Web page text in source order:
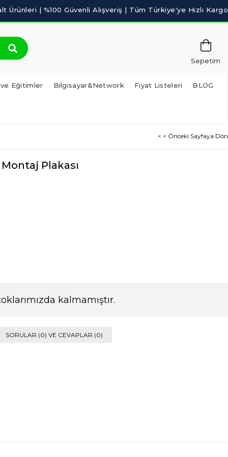
Sepetim
ve Eğitimler Bilgisayar&Network Fiyat Listeleri BLOG
< < Önceki Sayfaya Dön
Plakası
kalmamıştır.
SORULAR (0) VE CEVAPLAR (0)